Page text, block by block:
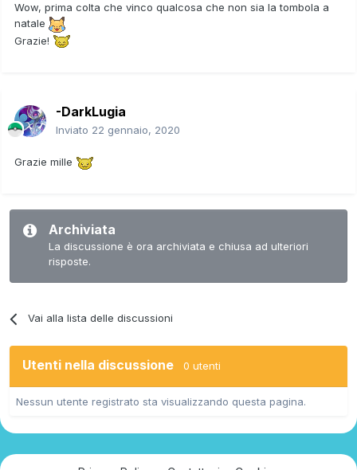
Wow, prima colta che vinco qualcosa che non sia la tombola a
natale
Grazie!
-DarkLugia
Inviato 22 gennaio, 2020
Grazie mille
Archiviata
La discussione è ora archiviata e chiusa ad ulteriori
risposte.
Vai alla lista delle discussioni
Utenti nella discussione 0 utenti
Nessun utente registrato sta visualizzando questa pagina.